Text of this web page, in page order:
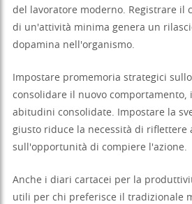
del lavoratore moderno. Registrare il
di un'attività minima genera un
dopamina nell'organismo.
Impostare promemoria strategici
consolidare il nuovo comportamento,
abitudini consolidate. Impostare la
giusto riduce la necessità di riflettere
sull'opportunità di compiere l'azione.
Anche i diari cartacei per la
utili per chi preferisce il tradizionale